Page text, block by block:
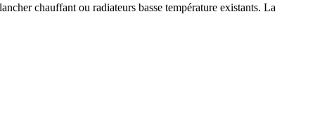
chauffant ou radiateurs basse température existants. La